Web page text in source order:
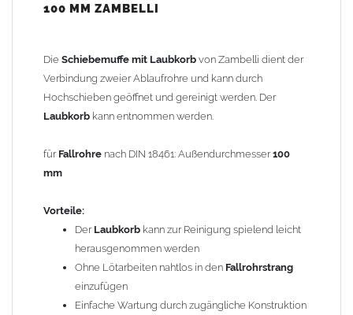
Ca. 18,5 cm aus demFallrohr
Durch einfaches Heraussägen eines ca. 18,5 cm langen
Teilstücks lässt sich der
und passt auf das normale
muss aufgemufft sein! Ist am Fallrohr keine Muffe vorhanden,
wird eine zusätzlicheSteckmuffe(Art.-Nr. 806440100 – nicht
enthalten) benötigt. Diesen Artikel finden Sie unter
Reduzierungen.
100 MM ZAMBELLI
Die Schiebemuffe mit Laubkorb von Zambelli dient der
Verbindung zweier Ablaufrohre und kann durch
Hochschieben geöffnet und gereinigt werden. Der
Laubkorb kann entnommen werden.
für Fallrohre nach DIN 18461: Außendurchmesser100
mm
Vorteile:
Der Laubkorb kann zur Reinigung spielend leicht
herausgenommen werden
Ohne Lötarbeiten nahtlos in den Fallrohrstrang
einzufügen
Einfache Wartung durch zugängliche Konstruktion